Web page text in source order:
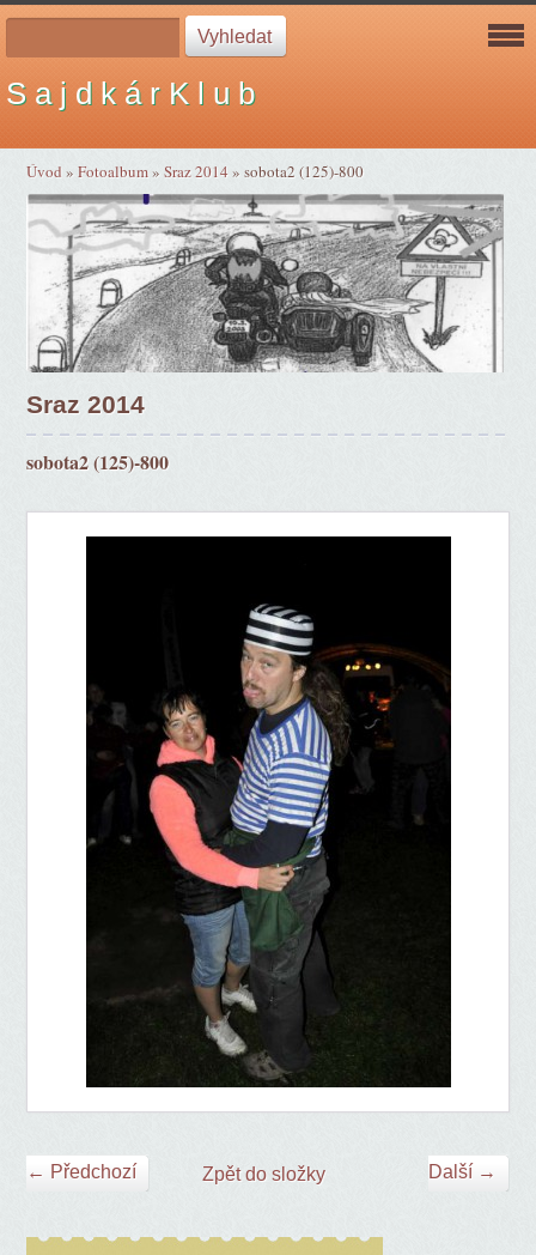
S a j d k á r K l u b
Úvod »Fotoalbum»Sraz 2014»sobota2 (125)-800
Sraz 2014
sobota2 (125)-800
← Předchozí Další →
Zpět do složky